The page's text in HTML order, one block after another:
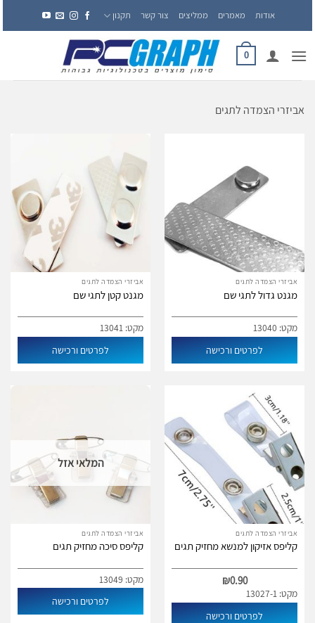
אודות מאמרים ממליצים צור קשר תקנון
0
אביזרי הצמדה לתגים
אביזרי הצמדה לתגים
מגנט גדול לתגי שם
מקט: 13040
לפרטים ורכישה
אביזרי הצמדה לתגים
מגנט קטן לתגי שם
מקט: 13041
לפרטים ורכישה
אביזרי הצמדה לתגים
קליפס אזיקון למנשא מחזיק תגים
₪0.90
מקט: 13027-1
לפרטים ורכישה
המלאי אזל
אביזרי הצמדה לתגים
קליפס סיכה מחזיק תגים
מקט: 13049
לפרטים ורכישה